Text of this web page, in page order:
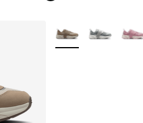
Plus de couleurs